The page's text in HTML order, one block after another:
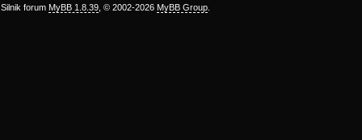
Silnik forum MyBB 1.8.39 , © 2002-2026 MyBB Group